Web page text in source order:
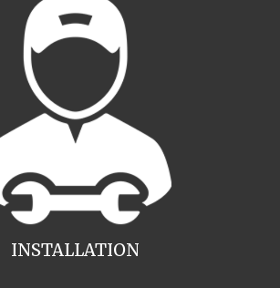
INSTALLATION